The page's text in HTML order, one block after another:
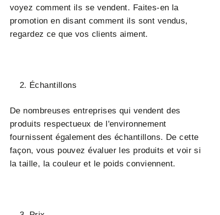
voyez comment ils se vendent. Faites-en la
promotion en disant comment ils sont vendus,
regardez ce que vos clients aiment.
Échantillons
De nombreuses entreprises qui vendent des
produits respectueux de l'environnement
fournissent également des échantillons. De cette
façon, vous pouvez évaluer les produits et voir si
la taille, la couleur et le poids conviennent.